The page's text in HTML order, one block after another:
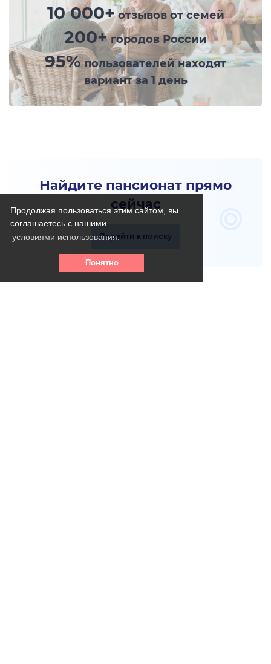
Продолжая пользоваться этим сайтом, вы
соглашаетесь с нашими
условиями использования.
Понятно
10 000+отзывов от семей
200+городов России
95%пользователей находят
вариант за 1 день
Найдите пансионат прямо
сейчас
Перейти к поиску